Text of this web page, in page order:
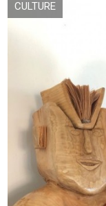
CULTURE